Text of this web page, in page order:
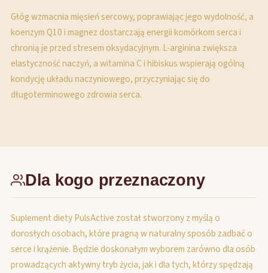
Głóg wzmacnia mięsień sercowy, poprawiając jego wydolność, a
koenzym Q10 i magnez dostarczają energii komórkom serca i
chronią je przed stresem oksydacyjnym. L-arginina zwiększa
elastyczność naczyń, a witamina C i hibiskus wspierają ogólną
kondycję układu naczyniowego, przyczyniając się do
długoterminowego zdrowia serca.
Dla kogo przeznaczony
Suplement diety PulsActive został stworzony z myślą o
dorosłych osobach, które pragną w naturalny sposób zadbać o
serce i krążenie. Będzie doskonałym wyborem zarówno dla osób
prowadzących aktywny tryb życia, jak i dla tych, którzy spędzają